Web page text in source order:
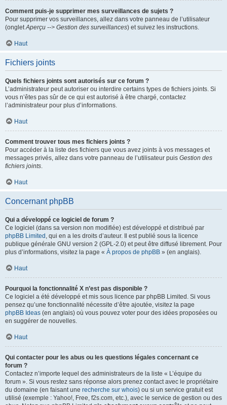
Comment puis-je supprimer mes surveillances de sujets ?
Pour supprimer vos surveillances, allez dans votre panneau de l’utilisateur
(ongletAperçu --> Gestion des surveillances) et suivez les instructions.
Haut
Fichiers joints
Quels fichiers joints sont autorisés sur ce forum ?
L’administrateur peut autoriser ou interdire certains types de fichiers joints. Si
vous n’êtes pas sûr de ce qui est autorisé à être chargé, contactez
l’administrateur pour plus d’informations.
Haut
Comment trouver tous mes fichiers joints ?
Pour accéder à la liste des fichiers que vous avez joints à vos messages et
messages privés, allez dans votre panneau de l’utilisateur puis Gestion des
fichiers joints.
Haut
Concernant phpBB
Qui a développé ce logiciel de forum ?
Ce logiciel (dans sa version non modifiée) est développé et distribué par
phpBB Limited , qui en a les droits d’auteur. Il est publié sous la licence
publique générale GNU version 2 (GPL-2.0) et peut être diffusé librement. Pour
plus d’informations, visitez la page « À propos de phpBB » (en anglais).
Haut
Pourquoi la fonctionnalité X n’est pas disponible ?
Ce logiciel a été développé et mis sous licence par phpBB Limited. Si vous
pensez qu’une fonctionnalité nécessite d’être ajoutée, visitez la page
phpBB Ideas (en anglais) où vous pouvez voter pour des idées proposées ou
en suggérer de nouvelles.
Haut
Qui contacter pour les abus ou les questions légales concernant ce
forum ?
Contactez n’importe lequel des administrateurs de la liste « L’équipe du
forum ». Si vous restez sans réponse alors prenez contact avec le propriétaire
du domaine (en faisant une recherche sur whois) ou si un service gratuit est
utilisé (exemple : Yahoo!, Free, f2s.com, etc.), avec le service de gestion ou des